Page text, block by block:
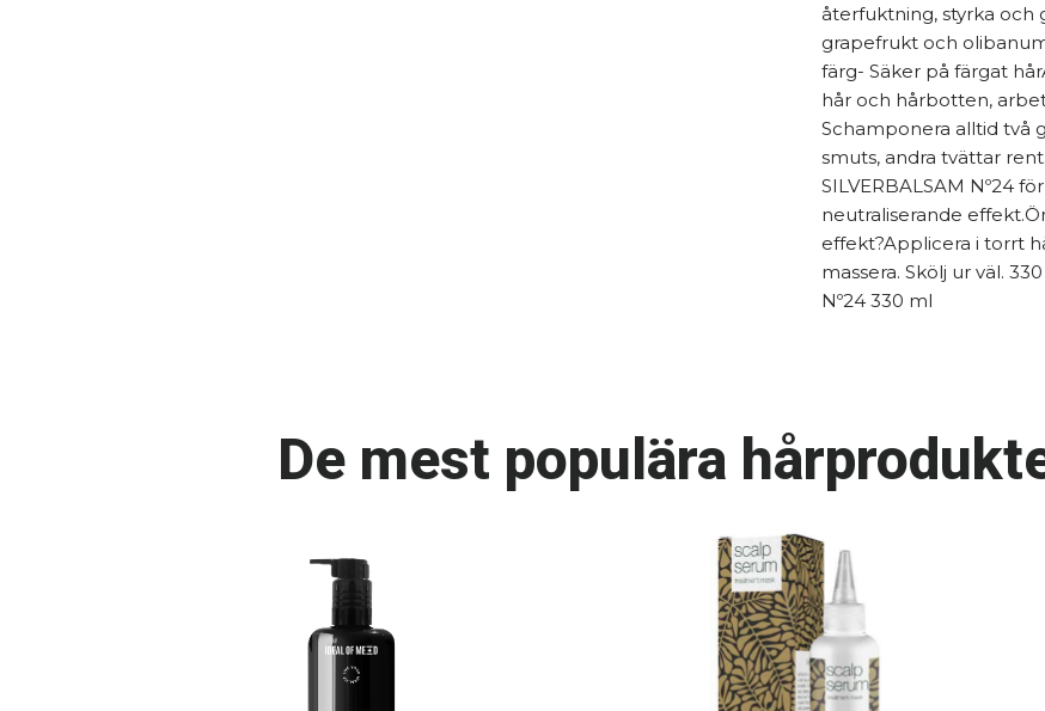
återfuktning, styrka och
grapefrukt och
färg- Säker på färgat
hår och hårbotten,
Schamponera alltid två
smuts, andra tvättar
SILVERBALSAM Nº24
neutraliserande
effekt?Applicera i torrt
massera. Skölj ur väl.
Nº24 330 ml
De mest populära